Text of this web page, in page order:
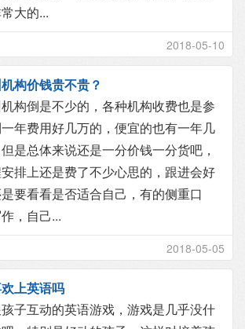
大的...
2018-05-10
构价钱贵不贵？
构倒是不少的，各种机构收费也是参
年费用好几万的，便宜的也有一年几
是总体来说还是一分价钱一分货吧，
排上还是费了不少心思的，跟进会好
要看看是否适合自己，有的侧重口
，自己...
2018-05-05
上英语吗
子互动的英语游戏，游戏是几乎没什